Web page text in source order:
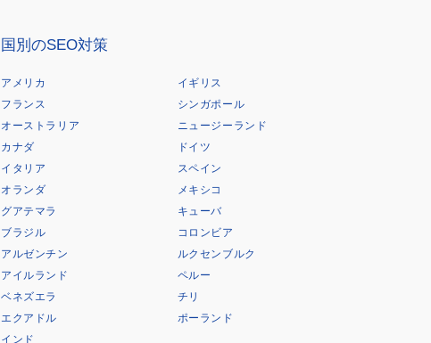
国別のSEO対策
アメリカ
イギリス
フランス
シンガポール
オーストラリア
ニュージーランド
カナダ
ドイツ
イタリア
スペイン
オランダ
メキシコ
グアテマラ
キューバ
ブラジル
コロンビア
アルゼンチン
ルクセンブルク
アイルランド
ペルー
ベネズエラ
チリ
エクアドル
ポーランド
インド